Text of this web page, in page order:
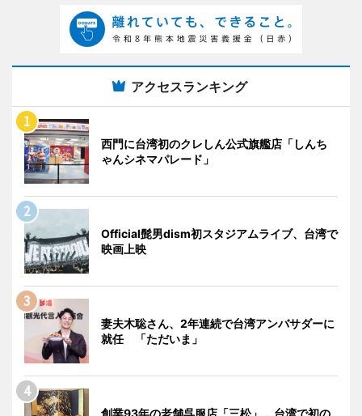
アクセスランキング
西門に台湾初のクレしん公式旗艦店「しんち
ゃんシネマパレード」
Official髭男dism初スタジアムライブ、台湾で
映画上映
妻夫木聡さん、2年連続で台湾アンバサダーに
就任 「ただいま」
創業93年の老舗呉服店「三松」、台湾で初の